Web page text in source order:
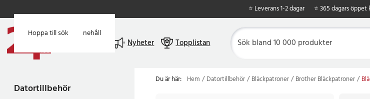
Hoppa till huvudinnehåll
Hoppa till sök
⭐ Leverans 1-2 dagar ⭐ 365 dagars öppet
Nyheter Topplistan
Datortillbehör
Du är här: Hem Datortillbehör Bläckpatroner Brother Bläckpatroner